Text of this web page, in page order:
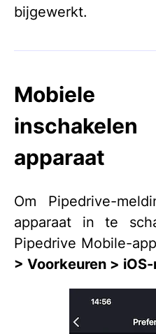
bijgewerkt.
Mobiele
apparaat
Om Pipedrive-
apparaat in te
Pipedrive Mobile-
> Voorkeuren >